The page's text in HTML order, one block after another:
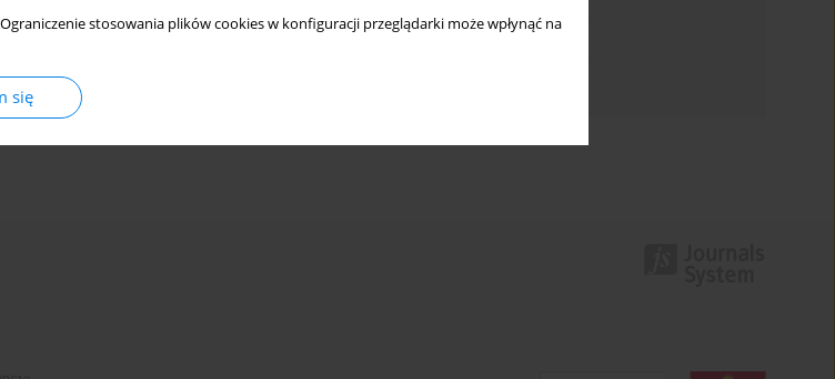
stosowania plików cookies w konfiguracji przeglądarki może wpłynąć na
się